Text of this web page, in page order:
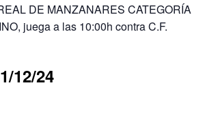
DE MANZANARES CATEGORÍA
juega a las 10:00h contra C.F.
12/24